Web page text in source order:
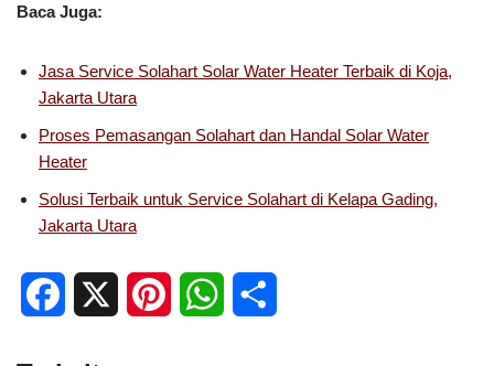
Baca Juga:
Jasa Service Solahart Solar Water Heater Terbaik di Koja,
Jakarta Utara
Proses Pemasangan Solahart dan Handal Solar Water
Heater
Solusi Terbaik untuk Service Solahart di Kelapa Gading,
Jakarta Utara